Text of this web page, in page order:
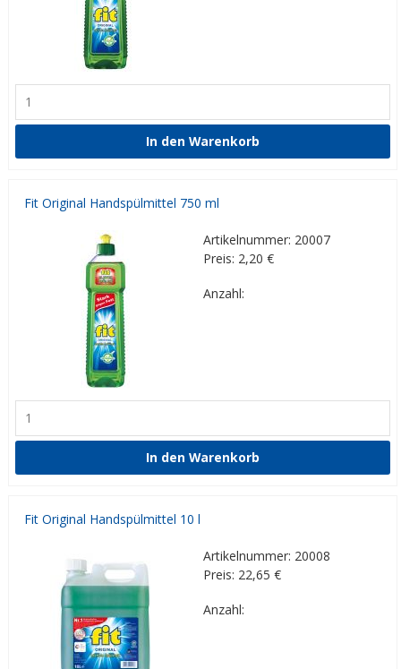
Fit Original Handspülmittel 750 ml
Artikelnummer: 20007
Preis: 2,20 €
Anzahl:
Fit Original Handspülmittel 10 l
Artikelnummer: 20008
Preis: 22,65 €
Anzahl: